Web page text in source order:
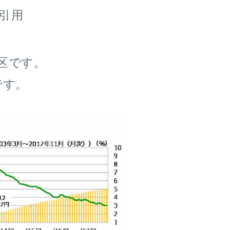
用
す。
。